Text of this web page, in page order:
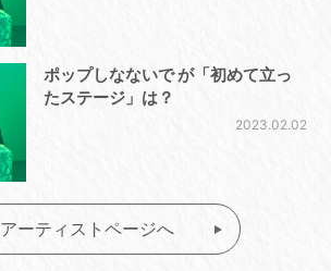
ポップしなないで が「初めて立っ
たステージ」は？
2023.02.02
アーティストページへ